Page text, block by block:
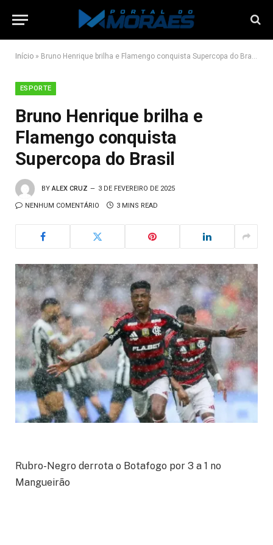
Início » Bruno Henrique brilha e Flamengo conquista Supercopa do Brasil
ESPORTE
Bruno Henrique brilha e
Flamengo conquista
Supercopa do Brasil
BY ALEX CRUZ 3 DE FEVEREIRO DE 2025
NENHUM COMENTÁRIO 3 MINS READ
Rubro-Negro derrota o Botafogo por 3 a 1 no
Mangueirão